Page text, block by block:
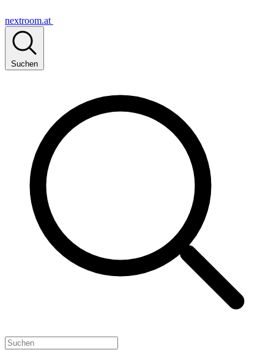
nextroom.at
Suchen